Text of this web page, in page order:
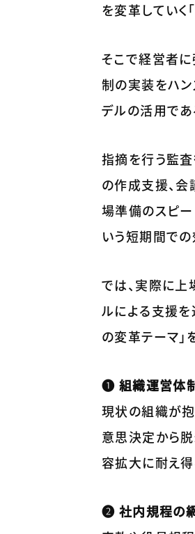
を変革していく
そこで経営者に
制の実装をハン
デルの活用であ
指摘を行う監査
の作成支援、
場準備のスピー
いう短期間で
では、実際に上
ルによる支援を
の変革テーマ」
❶ 組織運営体
現状の組織が
意思決定から
容拡大に耐え得
❷ 社内規程の